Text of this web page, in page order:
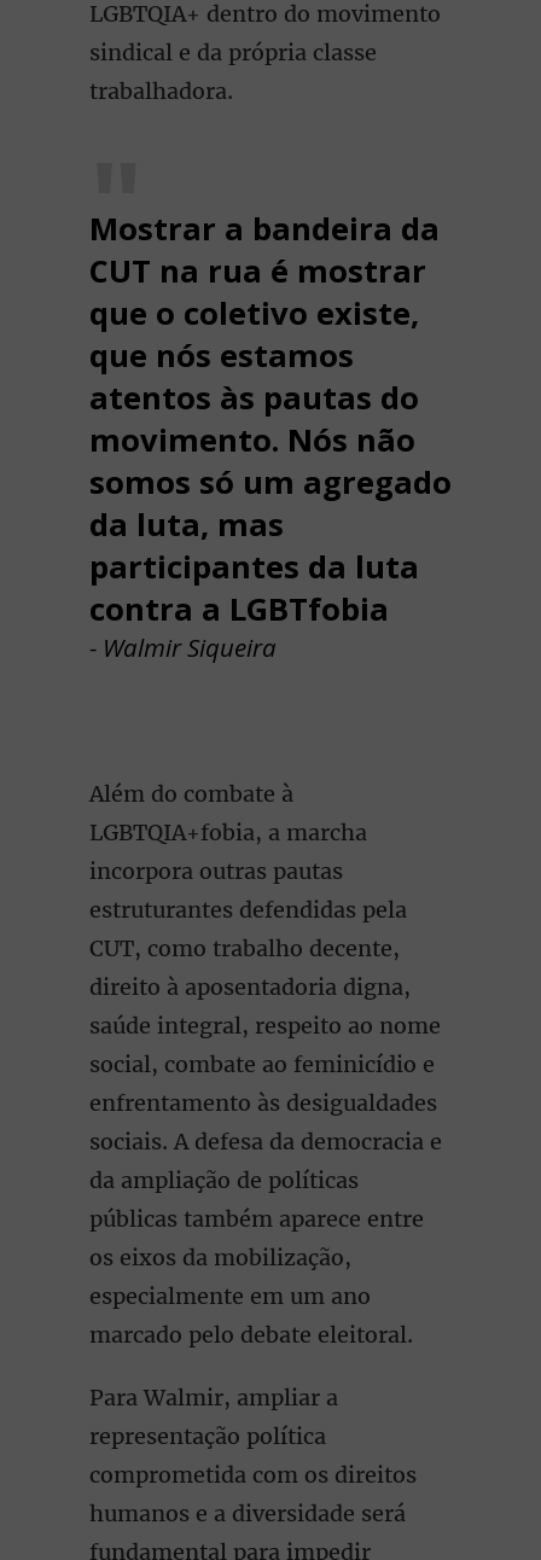
LGBTQIA+ dentro do movimento
sindical e da própria classe
trabalhadora.
Mostrar a bandeira da
CUT na rua é mostrar
que o coletivo existe,
que nós estamos
atentos às pautas do
movimento. Nós não
somos só um agregado
da luta, mas
participantes da luta
contra a LGBTfobia
- Walmir Siqueira
Além do combate à
LGBTQIA+fobia, a marcha
incorpora outras pautas
estruturantes defendidas pela
CUT, como trabalho decente,
direito à aposentadoria digna,
saúde integral, respeito ao nome
social, combate ao feminicídio e
enfrentamento às desigualdades
sociais. A defesa da democracia e
da ampliação de políticas
públicas também aparece entre
os eixos da mobilização,
especialmente em um ano
marcado pelo debate eleitoral.
Para Walmir, ampliar a
representação política
comprometida com os direitos
humanos e a diversidade será
fundamental para impedir